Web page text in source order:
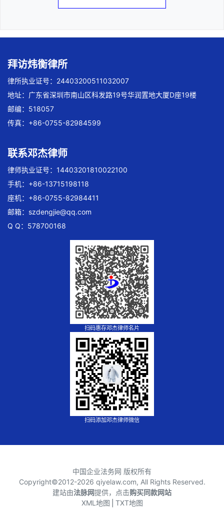
拜访炜衡律所
律所执业证号：24403200511032007
地址：广东省深圳市南山区科发路19号华润置地大厦D座19楼
邮编：518057
传真：+86-0755-82984599
联系邓杰律师
律师执业证号：14403201810022100
手机：+86-13715198118
座机：+86-0755-82984411
邮箱： szdengjie@qq.com
Q Q：578700168
扫码惠存邓杰律师名片
扫码添加邓杰律师微信
中国企业法务网 版权所有
Copyright©2012-2026 qiyelaw.com, All Rights Reserved.
建站由法脉网提供，点击购买同款网站
XML地图 TXT地图